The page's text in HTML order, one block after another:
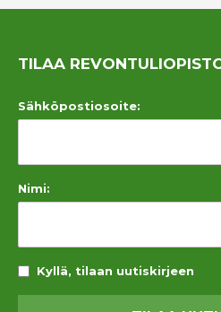
TILAA
Sähköpostiosoite:
Nimi:
Kyllä, tilaan uutiskirjeen